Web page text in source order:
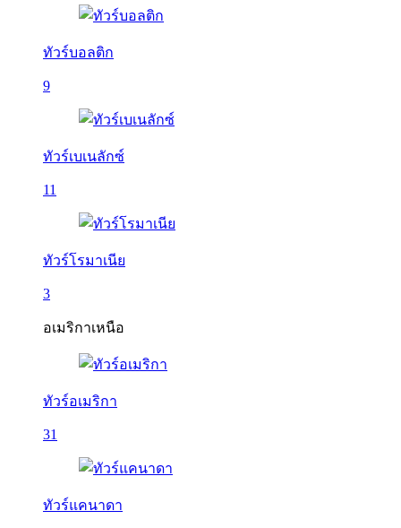
ทัวร์บอลติก
9
ทัวร์เบเนลักซ์
11
ทัวร์โรมาเนีย
3
อเมริกาเหนือ
ทัวร์อเมริกา
31
ทัวร์แคนาดา